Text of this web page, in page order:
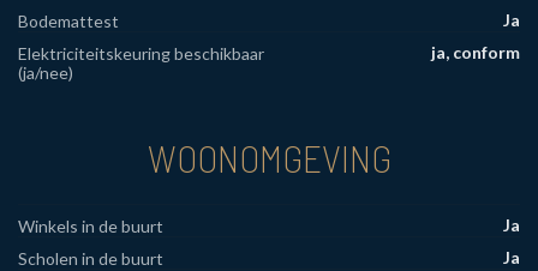
Bodemattest
Ja
Elektriciteitskeuring beschikbaar
(ja/nee)
ja, conform
WOONOMGEVING
Winkels in de buurt
Ja
Scholen in de buurt
Ja